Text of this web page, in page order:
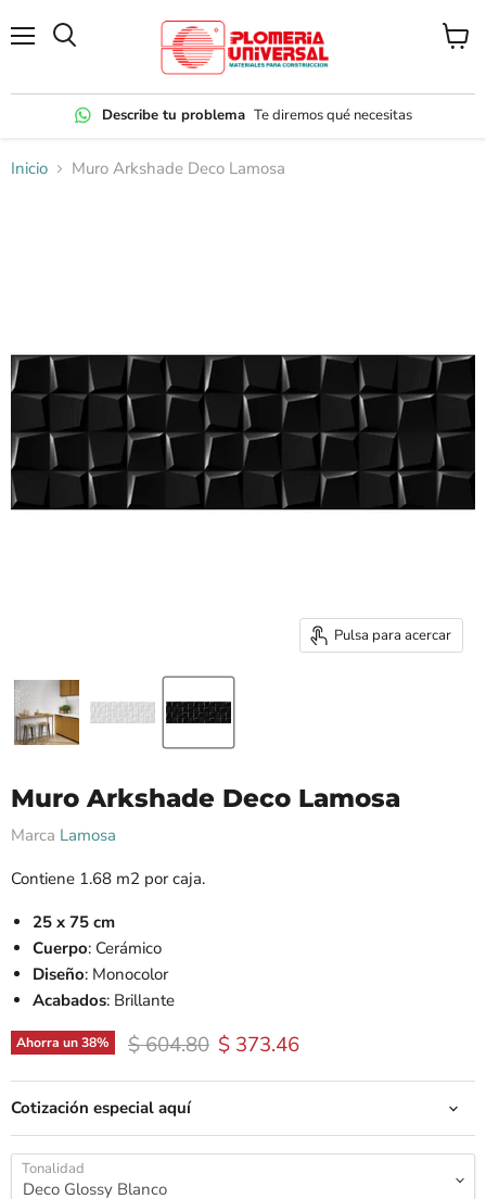
Describe tu problema Te diremos qué necesitas
Ver
Inicio Muro Arkshade Deco Lamosa
Pulsa para acercar
Muro Arkshade Deco Lamosa
Marca Lamosa
Contiene 1.68 m2 por caja.
25 x 75 cm
Cuerpo: Cerámico
Diseño: Monocolor
Acabados: Brillante
Ahorra un38% Precio original
$ 604.80 Precio actual
$ 373.46
Cotización especial aquí
Tonalidad